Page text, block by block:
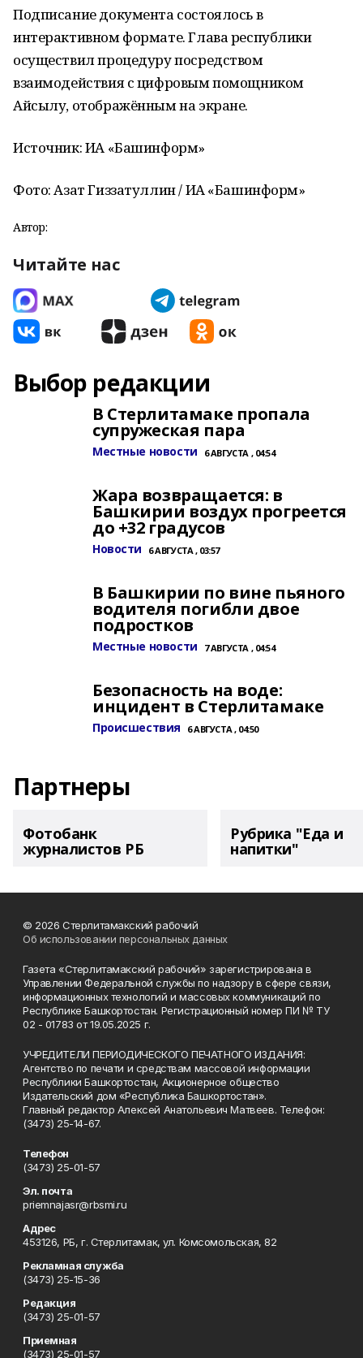
Подписание документа состоялось в
интерактивном формате. Глава республики
осуществил процедуру посредством
взаимодействия с цифровым помощником
Айсылу, отображённым на экране.
Источник: ИА «Башинформ»
Фото: Азат Гиззатуллин / ИА «Башинформ»
Автор:
Читайте нас
Выбор редакции
В Стерлитамаке пропала
супружеская пара
Местные новости 6 АВГУСТА , 04:54
Жара возвращается: в
Башкирии воздух прогреется
до +32 градусов
Новости 6 АВГУСТА , 03:57
В Башкирии по вине пьяного
водителя погибли двое
подростков
Местные новости 7 АВГУСТА , 04:54
Безопасность на воде:
инцидент в Стерлитамаке
Происшествия 6 АВГУСТА , 04:50
Партнеры
Фотобанк
журналистов РБ
Рубрика "Еда и
напитки"
© 2026 Стерлитамакский рабочий
Об использовании персональных данных
Газета «Стерлитамакский рабочий» зарегистрирована в
Управлении Федеральной службы по надзору в сфере связи,
информационных технологий и массовых коммуникаций по
Республике Башкортостан. Регистрационный номер ПИ № ТУ
02 - 01783 от 19.05.2025 г.
УЧРЕДИТЕЛИ ПЕРИОДИЧЕСКОГО ПЕЧАТНОГО ИЗДАНИЯ:
Агентство по печати и средствам массовой информации
Республики Башкортостан, Акционерное общество
Издательский дом «Республика Башкортостан».
Главный редактор Алексей Анатольевич Матвеев. Телефон:
(3473) 25-14-67.
Телефон
(3473) 25-01-57
Эл. почта
priemnajasr@rbsmi.ru
Адрес
453126, РБ, г. Стерлитамак, ул. Комсомольская, 82
Рекламная служба
(3473) 25-15-36
Редакция
(3473) 25-01-57
Приемная
(3473) 25-01-57